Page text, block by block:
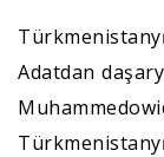
Adatdan